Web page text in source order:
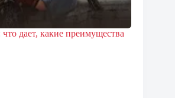
дает, какие преимущества